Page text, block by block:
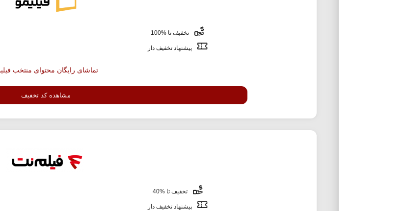
تخفیف تا %100
پیشنهاد تخفیف دار
تماشای رایگان محتوای منتخب
مشاهده کد تخفیف
تخفیف تا %40
پیشنهاد تخفیف دار